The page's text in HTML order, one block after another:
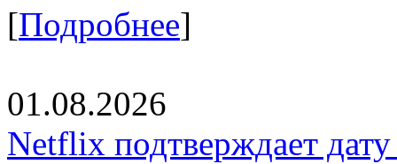
[Подробнее]
01.08.2026
Netflix подтверждает